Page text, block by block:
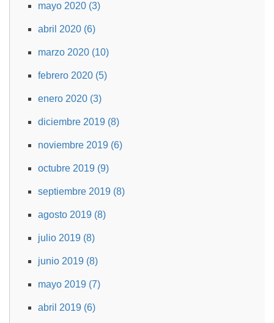
mayo 2020 (3)
abril 2020 (6)
marzo 2020 (10)
febrero 2020 (5)
enero 2020 (3)
diciembre 2019 (8)
noviembre 2019 (6)
octubre 2019 (9)
septiembre 2019 (8)
agosto 2019 (8)
julio 2019 (8)
junio 2019 (8)
mayo 2019 (7)
abril 2019 (6)